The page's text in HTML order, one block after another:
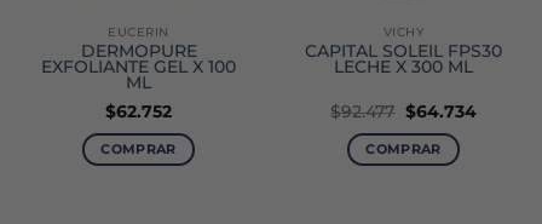
EUCERIN
DERMOPURE
EXFOLIANTE GEL X 100
ML
$62.752
COMPRAR
VICHY
CAPITAL SOLEIL FPS30
LECHE X 300 ML
$92.477 El
precio
original
era:
$64.734El
COMPRAR